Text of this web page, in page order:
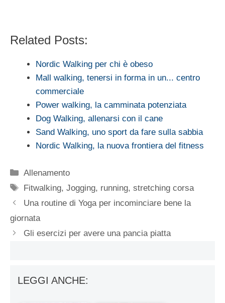
Related Posts:
Nordic Walking per chi è obeso
Mall walking, tenersi in forma in un... centro
commerciale
Power walking, la camminata potenziata
Dog Walking, allenarsi con il cane
Sand Walking, uno sport da fare sulla sabbia
Nordic Walking, la nuova frontiera del fitness
Categorie
Allenamento
Tag
Fitwalking,Jogging, running,stretching corsa
Una routine di Yoga per incominciare bene la
giornata
Gli esercizi per avere una pancia piatta
LEGGI ANCHE: